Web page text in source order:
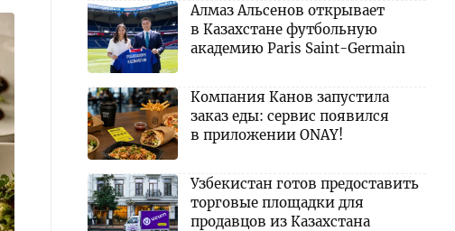
Алмаз Альсенов открывает
в Казахстане футбольную
академию Paris Saint-Germain
Компания Канов запустила
заказ еды: сервис появился
в приложении ONAY!
Узбекистан готов предоставить
торговые площадки для
продавцов из Казахстана